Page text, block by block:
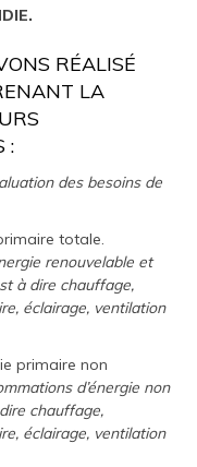
RÉALISÉ
LA
:
des besoins de
totale.
renouvelable et
à dire chauffage,
éclairage, ventilation
primaire non
d’énergie non
chauffage,
éclairage, ventilation